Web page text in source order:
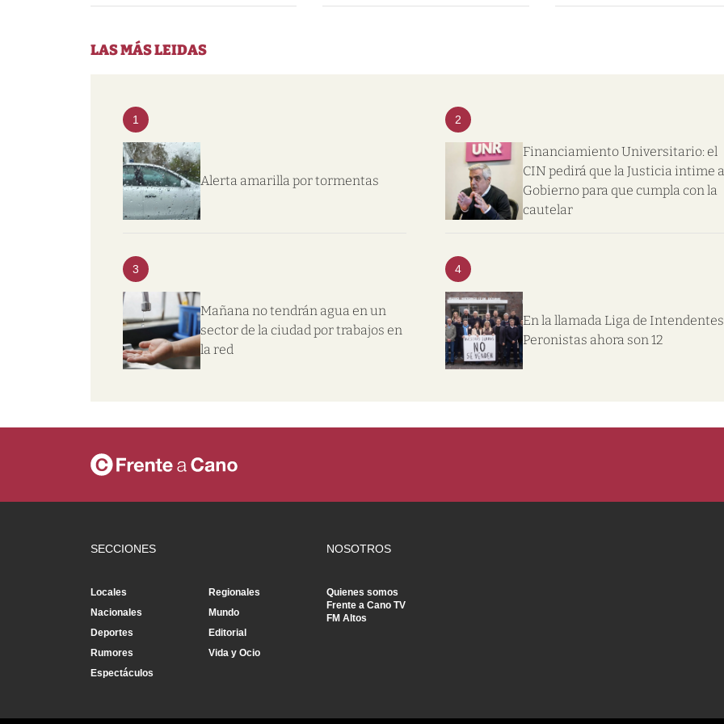
LAS MÁS LEIDAS
1
Alerta amarilla por tormentas
2
Financiamiento Universitario: el
CIN pedirá que la Justicia intime
Gobierno para que cumpla con la
cautelar
3
Mañana no tendrán agua en un
sector de la ciudad por trabajos en
la red
4
En la llamada Liga de Intendentes
Peronistas ahora son 12
SECCIONES
Locales
Regionales
Nacionales
Mundo
Deportes
Editorial
Rumores
Vida y Ocio
Espectáculos
NOSOTROS
Quienes somos
Frente a Cano TV
FM Altos